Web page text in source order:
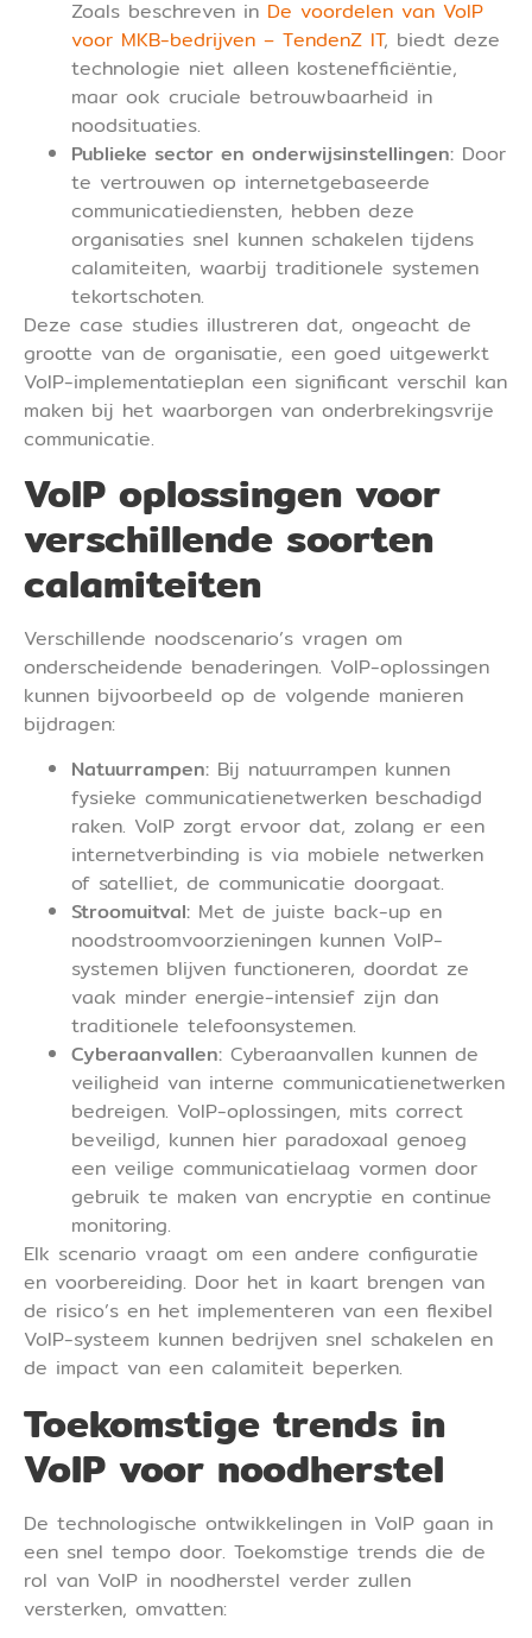
Zoals beschreven in De voordelen van VoIP
voor MKB-bedrijven – TendenZ IT, biedt deze
technologie niet alleen kostenefficiëntie,
maar ook cruciale betrouwbaarheid in
noodsituaties.
Publieke sector en onderwijsinstellingen: Door
te vertrouwen op internetgebaseerde
communicatiediensten, hebben deze
organisaties snel kunnen schakelen tijdens
calamiteiten, waarbij traditionele systemen
tekortschoten.
Deze case studies illustreren dat, ongeacht de
grootte van de organisatie, een goed uitgewerkt
VoIP-implementatieplan een significant verschil kan
maken bij het waarborgen van onderbrekingsvrije
communicatie.
VoIP oplossingen voor
verschillende soorten
calamiteiten
Verschillende noodscenario’s vragen om
onderscheidende benaderingen. VoIP-oplossingen
kunnen bijvoorbeeld op de volgende manieren
bijdragen:
Natuurrampen: Bij natuurrampen kunnen
fysieke communicatienetwerken beschadigd
raken. VoIP zorgt ervoor dat, zolang er een
internetverbinding is via mobiele netwerken
of satelliet, de communicatie doorgaat.
Stroomuitval: Met de juiste back-up en
noodstroomvoorzieningen kunnen VoIP-
systemen blijven functioneren, doordat ze
vaak minder energie-intensief zijn dan
traditionele telefoonsystemen.
Cyberaanvallen: Cyberaanvallen kunnen de
veiligheid van interne communicatienetwerken
bedreigen. VoIP-oplossingen, mits correct
beveiligd, kunnen hier paradoxaal genoeg
een veilige communicatielaag vormen door
gebruik te maken van encryptie en continue
monitoring.
Elk scenario vraagt om een andere configuratie
en voorbereiding. Door het in kaart brengen van
de risico’s en het implementeren van een flexibel
VoIP-systeem kunnen bedrijven snel schakelen en
de impact van een calamiteit beperken.
Toekomstige trends in
VoIP voor noodherstel
De technologische ontwikkelingen in VoIP gaan in
een snel tempo door. Toekomstige trends die de
rol van VoIP in noodherstel verder zullen
versterken, omvatten: